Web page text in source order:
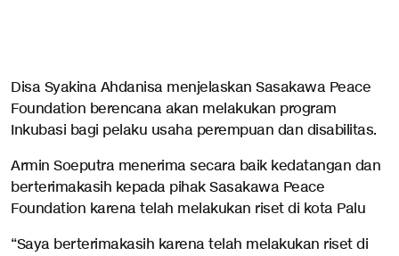
Disa Syakina Ahdanisa menjelaskan Sasakawa Peace
Foundation berencana akan melakukan program
Inkubasi bagi pelaku usaha perempuan dan disabilitas.
Armin Soeputra menerima secara baik kedatangan dan
berterimakasih kepada pihak Sasakawa Peace
Foundation karena telah melakukan riset di kota Palu
“Saya berterimakasih karena telah melakukan riset di